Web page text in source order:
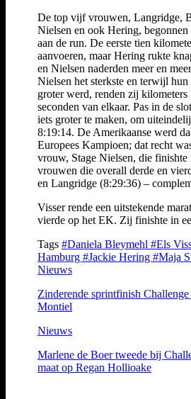
De top vijf vrouwen, Langridge,
Nielsen en ook Hering,
aan de run. De eerste tien
aanvoeren, maar Hering rukte
en Nielsen naderden meer en
Nielsen het sterkste en terwijl
groter werd, renden zij
seconden van elkaar. Pas in de
iets groter te maken, om
8:19:14. De Amerikaanse werd
Europees Kampioen; dat recht
vrouw, Stage Nielsen, die
vrouwen die overall derde en
en Langridge (8:29:36) –
Visser rende een uitstekende
vierde op het EK. Zij finishte in
Tags #Daniela Bleymehl #Els
Hamburg #Jackie Hering #Maja
Nieuws
Zinderende sprintfinish
Montiel
Nieuws
Marlene de Boer tweede bij
maat op Regan Hollioake